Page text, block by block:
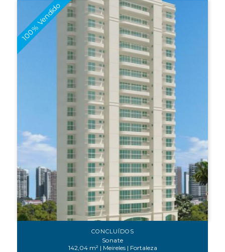
100% Vendido
CONCLUÍDOS
Sonate
142,04 m² | Meireles | Fortaleza